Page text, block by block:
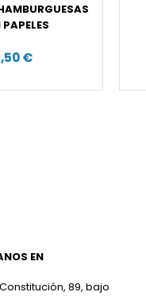
€
EN
89, bajo